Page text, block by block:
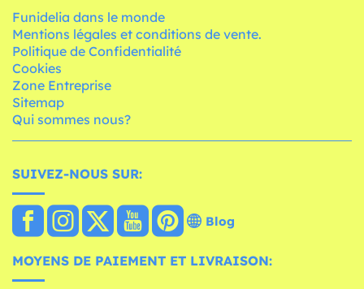
Funidelia dans le monde
Mentions légales et conditions de vente.
Politique de Confidentialité
Cookies
Zone Entreprise
Sitemap
Qui sommes nous?
SUIVEZ-NOUS SUR:
Blog
MOYENS DE PAIEMENT ET LIVRAISON: